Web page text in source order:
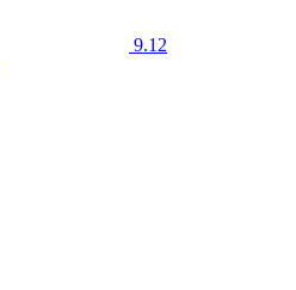
9.12